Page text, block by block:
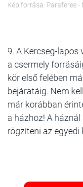
Kép forrása: Paraferee -
9. A Kercseg-
a csermely
kör első felében
bejáratáig. Nem
már korábban
a házhoz! A
rögzíteni az egyedi